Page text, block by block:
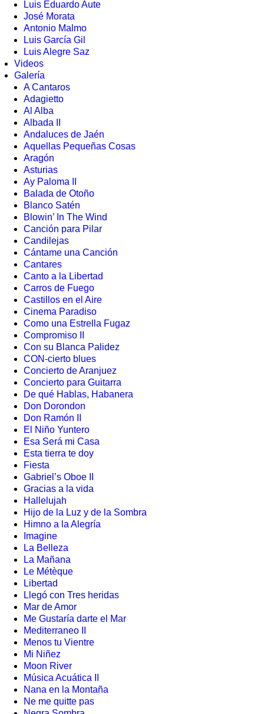
Luis Eduardo Aute
José Morata
Antonio Malmo
Luis García Gil
Luis Alegre Saz
Videos
Galería
A Cantaros
Adagietto
Al Alba
Albada II
Andaluces de Jaén
Aquellas Pequeñas Cosas
Aragón
Asturias
Ay Paloma II
Balada de Otoño
Blanco Satén
Blowin’ In The Wind
Canción para Pilar
Candilejas
Cántame una Canción
Cantares
Canto a la Libertad
Carros de Fuego
Castillos en el Aire
Cinema Paradiso
Como una Estrella Fugaz
Compromiso II
Con su Blanca Palidez
CON-cierto blues
Concierto de Aranjuez
Concierto para Guitarra
De qué Hablas, Habanera
Don Dorondon
Don Ramón II
El Niño Yuntero
Esa Será mi Casa
Esta tierra te doy
Fiesta
Gabriel’s Oboe II
Gracias a la vida
Hallelujah
Hijo de la Luz y de la Sombra
Himno a la Alegría
Imagine
La Belleza
La Mañana
Le Métèque
Libertad
Llegó con Tres heridas
Mar de Amor
Me Gustaría darte el Mar
Mediterraneo II
Menos tu Vientre
Mi Niñez
Moon River
Música Acuática II
Nana en la Montaña
Ne me quitte pas